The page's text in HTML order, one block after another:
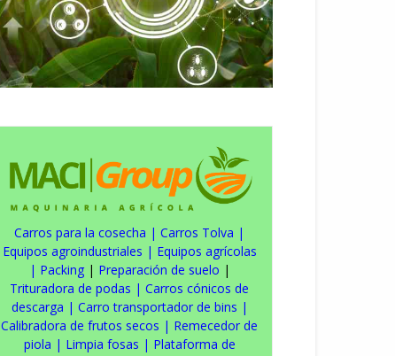
Carros para la cosecha | Carros Tolva |
Equipos agroindustriales | Equipos agrícolas
| Packing| Preparación de suelo |
Trituradora de podas | Carros cónicos de
descarga | Carro transportador de bins |
Calibradora de frutos secos | Remecedor de
piola | Limpia fosas | Plataforma de